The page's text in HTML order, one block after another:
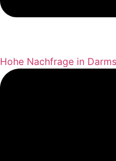
Hohe Nachfrage in